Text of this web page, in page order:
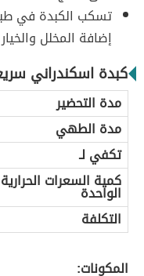
تسكب الكبدة في
إضافة المخلل
كبدة اسكندراني
مدة التحضير
مدة الطهي
تكفي لـ
كمية السعرات
الواحدة
التكلفة
المكونات: